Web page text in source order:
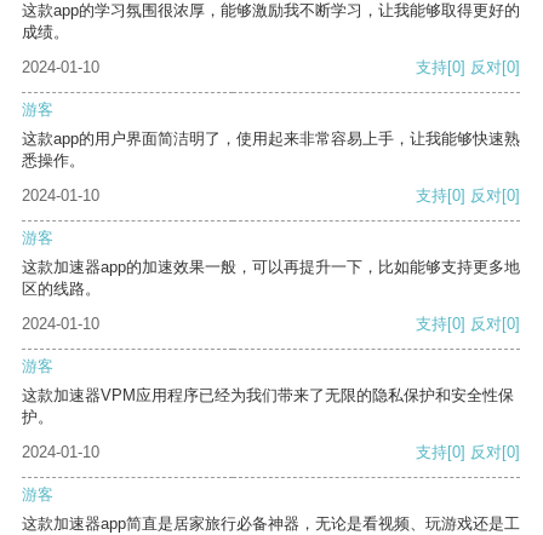
这款app的学习氛围很浓厚，能够激励我不断学习，让我能够取得更好的
成绩。
2024-01-10
支持[0] 反对[0]
游客
这款app的用户界面简洁明了，使用起来非常容易上手，让我能够快速熟
悉操作。
2024-01-10
支持[0] 反对[0]
游客
这款加速器app的加速效果一般，可以再提升一下，比如能够支持更多地
区的线路。
2024-01-10
支持[0] 反对[0]
游客
这款加速器VPM应用程序已经为我们带来了无限的隐私保护和安全性保
护。
2024-01-10
支持[0] 反对[0]
游客
这款加速器app简直是居家旅行必备神器，无论是看视频、玩游戏还是工